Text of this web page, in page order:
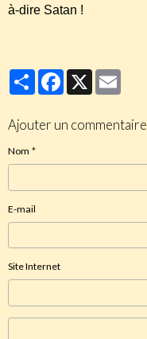
à-dire Satan !
PartagerFacebook
X
Ajouter un commentaire
Nom
E-mail
Site Internet